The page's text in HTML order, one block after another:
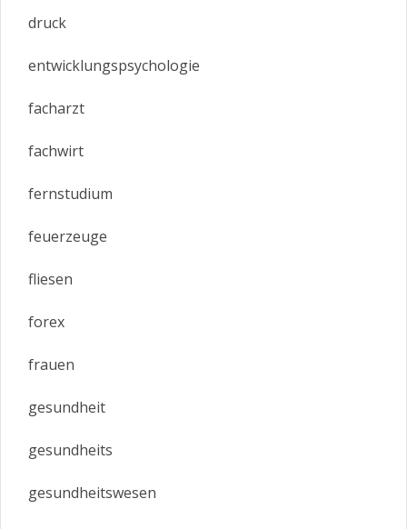
druck
entwicklungspsychologie
facharzt
fachwirt
fernstudium
feuerzeuge
fliesen
forex
frauen
gesundheit
gesundheits
gesundheitswesen